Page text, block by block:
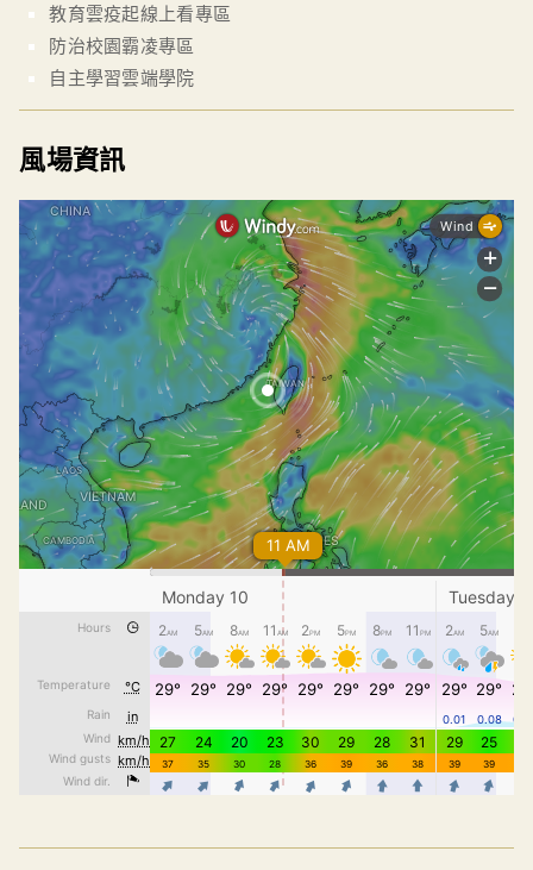
教育雲疫起線上看專區
防治校園霸凌專區
自主學習雲端學院
風場資訊